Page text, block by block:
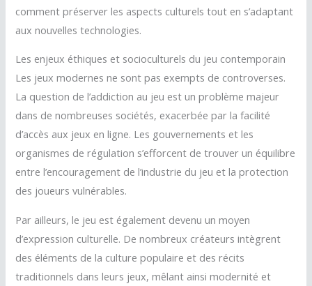
comment préserver les aspects culturels tout en s’adaptant
aux nouvelles technologies.
Les enjeux éthiques et socioculturels du jeu contemporain
Les jeux modernes ne sont pas exempts de controverses.
La question de l’addiction au jeu est un problème majeur
dans de nombreuses sociétés, exacerbée par la facilité
d’accès aux jeux en ligne. Les gouvernements et les
organismes de régulation s’efforcent de trouver un équilibre
entre l’encouragement de l’industrie du jeu et la protection
des joueurs vulnérables.
Par ailleurs, le jeu est également devenu un moyen
d’expression culturelle. De nombreux créateurs intègrent
des éléments de la culture populaire et des récits
traditionnels dans leurs jeux, mêlant ainsi modernité et